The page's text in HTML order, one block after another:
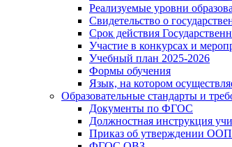
Реализуемые уровни
Свидетельство о
Срок действия
Участие в конкурсах и
Учебный план 2025-2026
Формы обучения
Язык, на котором
Образовательные стандарты и
Документы по ФГОС
Должностная инструкция
Приказ об утверждении